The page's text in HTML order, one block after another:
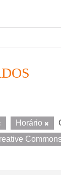
Horário